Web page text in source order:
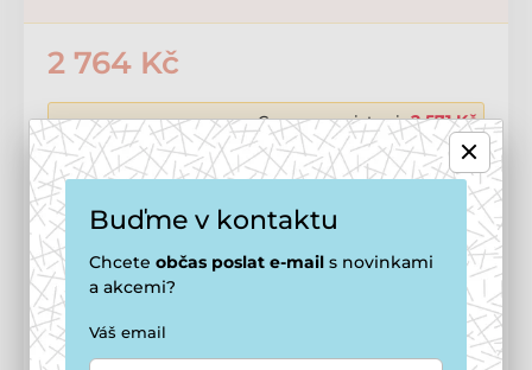
2 764 Kč
Cena po registraci 2 571 Kč
🔓 Jak se stát členem smečky
Přidat do košíku
Buďme v kontaktu
Chcete občas poslat e-mail s novinkami
a akcemi?
Váš email